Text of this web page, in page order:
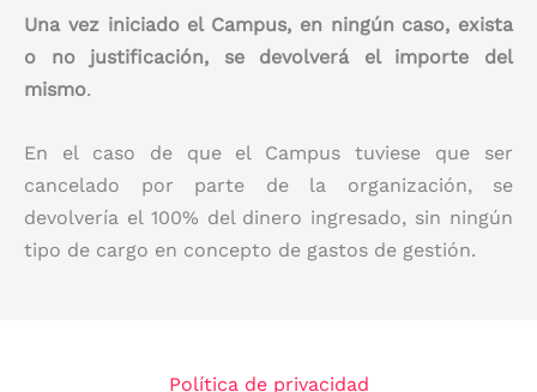
Una vez iniciado el Campus, en ningún caso, exista
o no justificación, se devolverá el importe del
mismo.
En el caso de que el Campus tuviese que ser
cancelado por parte de la organización, se
devolvería el 100% del dinero ingresado, sin ningún
tipo de cargo en concepto de gastos de gestión.
Política de privacidad